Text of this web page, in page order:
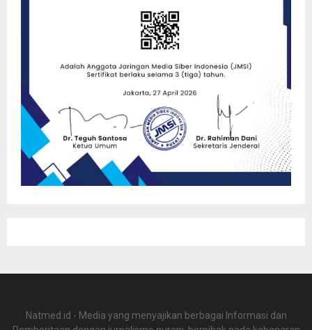
Natmed.id - Media yang menyajikan berbagai Informasi dan